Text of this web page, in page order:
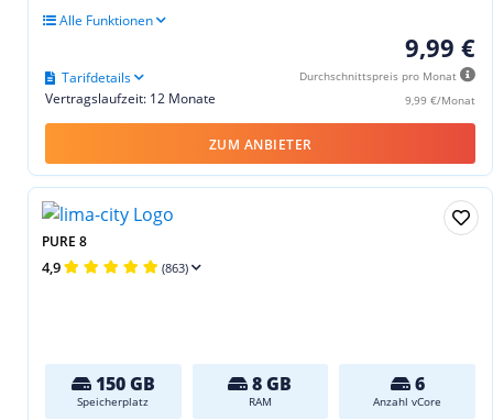
Alle Funktionen
9,99 €
Durchschnittspreis pro Monat
9,99 €/Monat
Vertragslaufzeit: 12 Monate
Tarifdetails
ZUM ANBIETER
PURE 8
4,9 (863)
150 GB
Speicherplatz
8 GB
RAM
6
Anzahl vCore